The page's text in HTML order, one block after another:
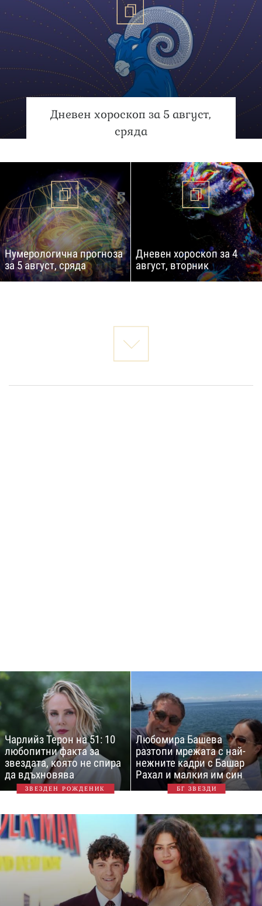
Дневен хороскоп за 5 август,
сряда
Нумерологична прогноза
за 5 август, сряда
Дневен хороскоп за 4
август, вторник
Чарлийз Терон на 51: 10
любопитни факта за
звездата, която не спира
да вдъхновява
ЗВЕЗДЕН РОЖДЕНИК
Любомира Башева
разтопи мрежата с най-
нежните кадри с Башар
Рахал и малкия им син
БГ ЗВЕЗДИ